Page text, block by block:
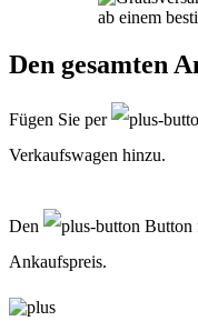
Bitte legen Sie Ihrer
Faxnummer, Email-Adresse
senden, benötigen wir nur
Tinten ist nicht erforderlich.
Den gesamten
Fügen Sie per
Verkaufswagen hinzu.
Den
Button
Ankaufspreis.